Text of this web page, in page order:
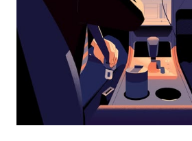
d'échappement
pour
fermer
calendrier.